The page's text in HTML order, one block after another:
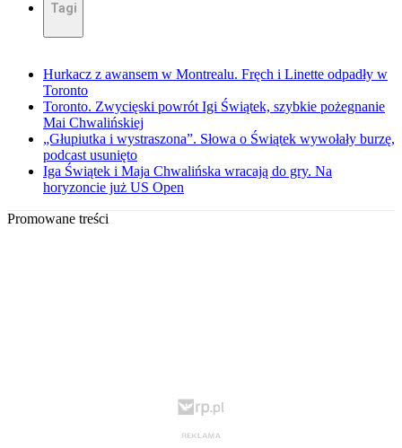
Tagi
Hurkacz z awansem w Montrealu. Fręch i Linette odpadły w
Toronto
Toronto. Zwycięski powrót Igi Świątek, szybkie pożegnanie
Mai Chwalińskiej
„Głupiutka i wystraszona”. Słowa o Świątek wywołały burzę,
podcast usunięto
Iga Świątek i Maja Chwalińska wracają do gry. Na
horyzoncie już US Open
Promowane treści